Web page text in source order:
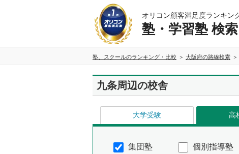
オリコン顧客満足度ランキン
塾・学習塾 検索
塾、スクールのランキング・比較 大阪府の路線検索
九条周辺の校舎
大学受験 高
集団塾 個別指導塾